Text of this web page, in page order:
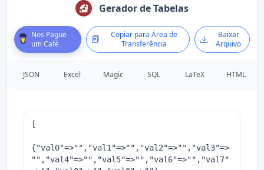
Gerador de Tabelas
Nos Pague
um Café
Copiar para Área de
Transferência
Baixar
Arquivo
JSON Excel Magic SQL LaTeX HTML